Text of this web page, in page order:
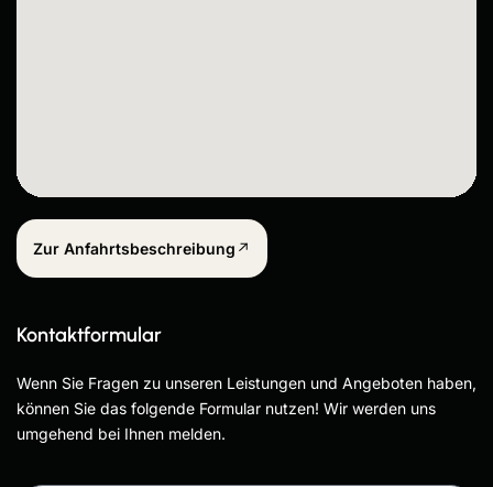
Zur Anfahrtsbeschreibung
Kontaktformular
Wenn Sie Fragen zu unseren Leistungen und Angeboten haben,
können Sie das folgende Formular nutzen! Wir werden uns
umgehend bei Ihnen melden.